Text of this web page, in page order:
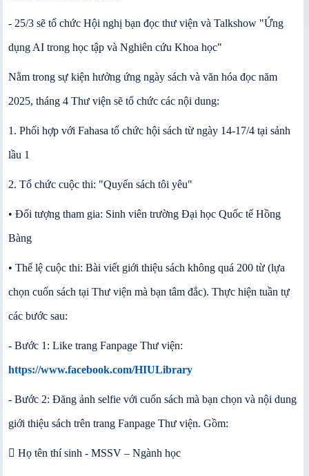
- 25/3 sẽ tổ chức Hội nghị bạn đọc thư viện và Talkshow "Ứng
dụng AI trong học tập và Nghiên cứu Khoa học"
Nằm trong sự kiện hưởng ứng ngày sách và văn hóa đọc năm
2025, tháng 4 Thư viện sẽ tổ chức các nội dung:
1. Phối hợp với Fahasa tổ chức hội sách từ ngày 14-17/4 tại sảnh
lầu 1
2. Tổ chức cuộc thi: "Quyển sách tôi yêu"
• Đối tượng tham gia: Sinh viên trường Đại học Quốc tế Hồng
Bàng
• Thể lệ cuộc thi: Bài viết giới thiệu sách không quá 200 từ (lựa
chọn cuốn sách tại Thư viện mà bạn tâm đắc). Thực hiện tuần tự
các bước sau:
- Bước 1: Like trang Fanpage Thư viện:
https://www.facebook.com/HIULibrary
- Bước 2: Đăng ảnh selfie với cuốn sách mà bạn chọn và nội dung
giới thiệu sách trên trang Fanpage Thư viện. Gồm:
 Họ tên thí sinh - MSSV – Ngành học